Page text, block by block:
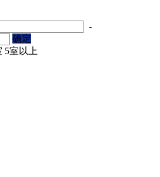
-
确定
5室以上